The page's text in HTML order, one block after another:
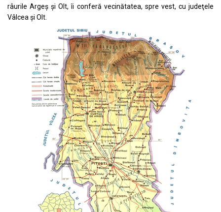
râurile Argeş şi Olt, îi conferă vecinătatea, spre vest, cu judeţele
Vâlcea şi Olt.